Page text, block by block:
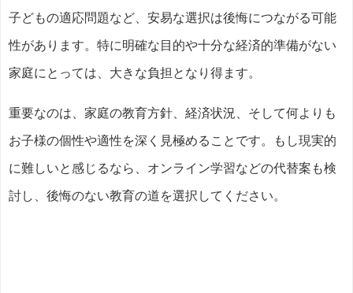
子どもの適応問題など、安易な選択は後悔につながる可能
性があります。特に明確な目的や十分な経済的準備がない
家庭にとっては、大きな負担となり得ます。
重要なのは、家庭の教育方針、経済状況、そして何よりも
お子様の個性や適性を深く見極めることです。もし現実的
に難しいと感じるなら、オンライン学習などの代替案も検
討し、後悔のない教育の道を選択してください。